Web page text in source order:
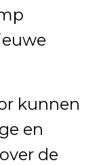
kunnen
en
de